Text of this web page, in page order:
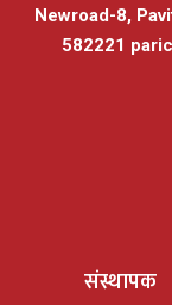
Newroad-8,
582221
संस्थापक